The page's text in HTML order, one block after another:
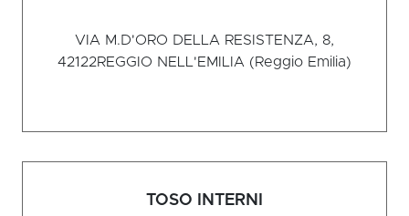
VIA M.D'ORO DELLA RESISTENZA, 8,
42122REGGIO NELL'EMILIA (Reggio Emilia)
TOSO INTERNI